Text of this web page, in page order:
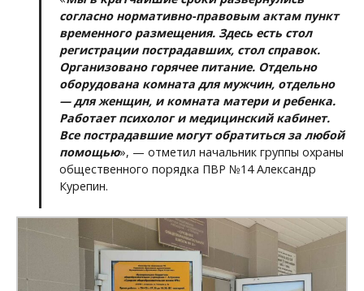
согласно нормативно-правовым актам пункт
временного размещения. Здесь есть стол
регистрации пострадавших, стол справок.
Организовано горячее питание. Отдельно
оборудована комната для мужчин, отдельно
— для женщин, и комната матери и ребенка.
Работает психолог и медицинский кабинет.
Все пострадавшие могут обратиться за любой
помощью», — отметил начальник группы охраны
общественного порядка ПВР №14 Александр
Курепин.